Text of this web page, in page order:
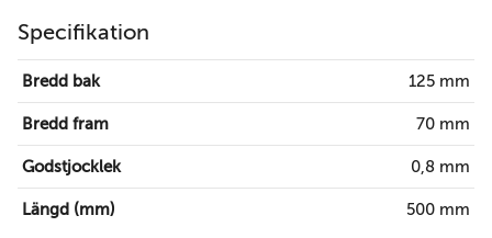
Specifikation
Bredd bak 125 mm
Bredd fram 70 mm
Godstjocklek 0,8 mm
Längd (mm) 500 mm